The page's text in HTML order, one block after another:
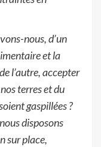
nous, d’un
et la
l’autre, accepter
terres et du
gaspillées ?
disposons
sur place,